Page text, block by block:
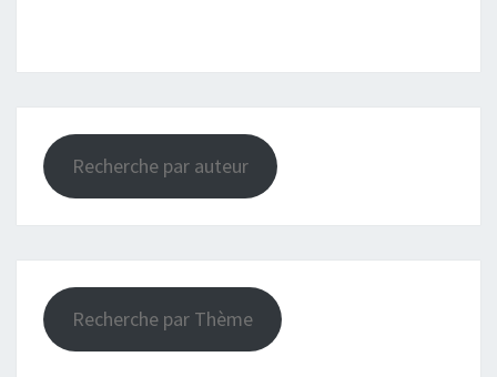
Recherche par auteur
Recherche par Thème